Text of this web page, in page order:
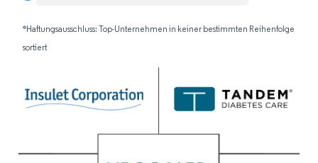
*Haftungsausschluss: Top-Unternehmen in keiner bestimmten Reihenfolge
sortiert